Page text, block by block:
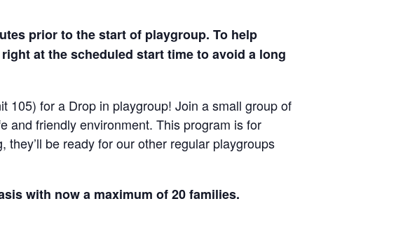
prior to the start of playgroup. To help
at the scheduled start time to avoid a long
105) for a Drop in playgroup! Join a small group of
and friendly environment. This program is for
be ready for our other regular playgroups
with now a maximum of 20 families.